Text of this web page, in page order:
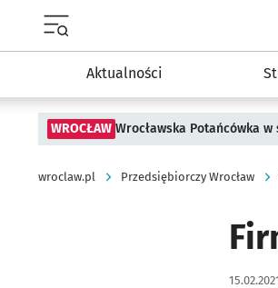
Aktualności
WROCŁAW Wrocławska Potańcówka
wroclaw.pl Przedsiębiorczy Wrocław
Data